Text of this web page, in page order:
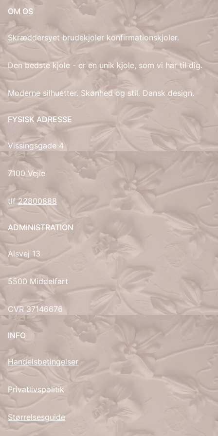
IT
LV
LT
NO
PT
ES
UK
OM OS
Skræddersyet brudekjoler konfirmationskjoler.
Den bedste kjole - er en unik kjole, som vi har til dig.
Moderne silhuetter. Skønhed og stil. Dansk design.
FYSISK ADRESSE
Vissingsgade 4
7100 Vejle
tlf22800888
ADMINISTRATION
Alsvej 13
5500 Middelfart
CVR 37146676
INFO
Handelsbetingelser
Privatlivspolitik
Størrelsesguide